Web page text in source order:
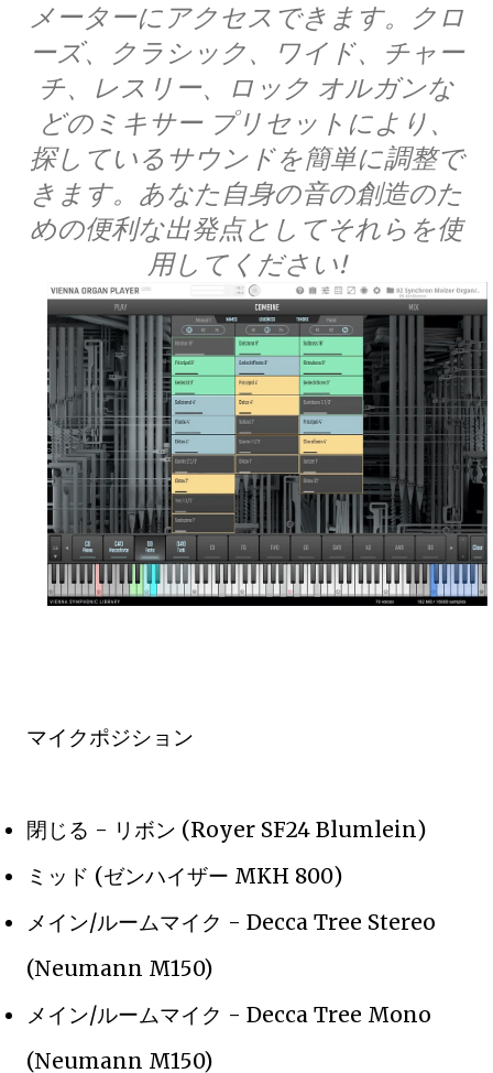
メーターにアクセスできます。クロ
ーズ、クラシック、ワイド、チャー
チ、レスリー、ロック オルガンな
どのミキサー プリセットにより、
探しているサウンドを簡単に調整で
きます。あなた自身の音の創造のた
めの便利な出発点としてそれらを使
用してください!
マイクポジション
閉じる - リボン (Royer SF24 Blumlein)
ミッド (ゼンハイザー MKH 800)
メイン/ルームマイク - Decca Tree Stereo
(Neumann M150)
メイン/ルームマイク - Decca Tree Mono
(Neumann M150)